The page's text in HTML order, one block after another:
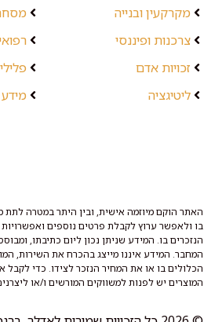
מקרקעין ובנייה
צרכנות ופיננסי
זכויות אדם
ליטיגציה
פלילי
האתר הוקם מיוזמה אישית, ובין היתר במטרה
בו ולאפשר ערוץ לקבלת פרטים נוספים
הנזכרים בו. המידע שניתן נכון ליום כתיבתו,
המחבר. המידע איננו מייצג בהכרח את השירות,
הכלולים בו או את המחיר הנזכר לצידו. כדי לקבל
המוצרים יש לפנות למשווקים המורשים ו/או